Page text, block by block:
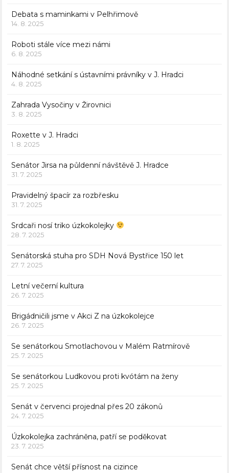
Debata s maminkami v Pelhřimově
14. 8. 2025
Roboti stále více mezi námi
6. 8. 2025
Náhodné setkání s ústavními právníky v J. Hradci
4. 8. 2025
Zahrada Vysočiny v Žirovnici
3. 8. 2025
Roxette v J. Hradci
1. 8. 2025
Senátor Jirsa na půldenní návštěvě J. Hradce
31. 7. 2025
Pravidelný špacír za rozbřesku
31. 7. 2025
Srdcaři nosí triko úzkokolejky
28. 7. 2025
Senátorská stuha pro SDH Nová Bystřice 150 let
27. 7. 2025
Letní večerní kultura
26. 7. 2025
Brigádničili jsme v Akci Z na úzkokolejce
26. 7. 2025
Se senátorkou Smotlachovou v Malém Ratmírově
25. 7. 2025
Se senátorkou Ludkovou proti kvótám na ženy
25. 7. 2025
Senát v červenci projednal přes 20 zákonů
24. 7. 2025
Úzkokolejka zachráněna, patří se poděkovat
23. 7. 2025
Senát chce větší přísnost na cizince